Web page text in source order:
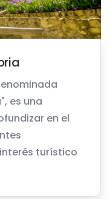
es una
en el
turístico